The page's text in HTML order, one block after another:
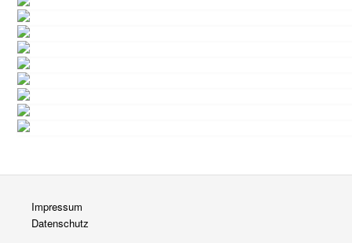
Impressum
Datenschutz